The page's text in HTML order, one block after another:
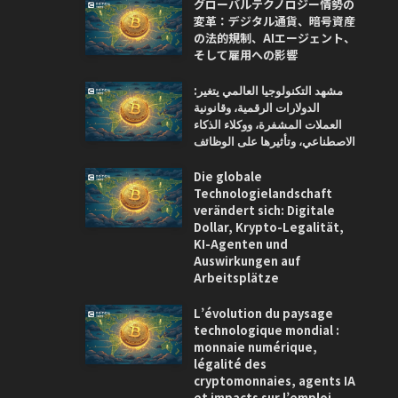
グローバルテクノロジー情勢の
変革：デジタル通貨、暗号資産
の法的規制、AIエージェント、
そして雇用への影響
مشهد التكنولوجيا العالمي يتغير:
الدولارات الرقمية، وقانونية
العملات المشفرة، ووكلاء الذكاء
الاصطناعي، وتأثيرها على الوظائف
Die globale
Technologielandschaft
verändert sich: Digitale
Dollar, Krypto-Legalität,
KI-Agenten und
Auswirkungen auf
Arbeitsplätze
L’évolution du paysage
technologique mondial :
monnaie numérique,
légalité des
cryptomonnaies, agents IA